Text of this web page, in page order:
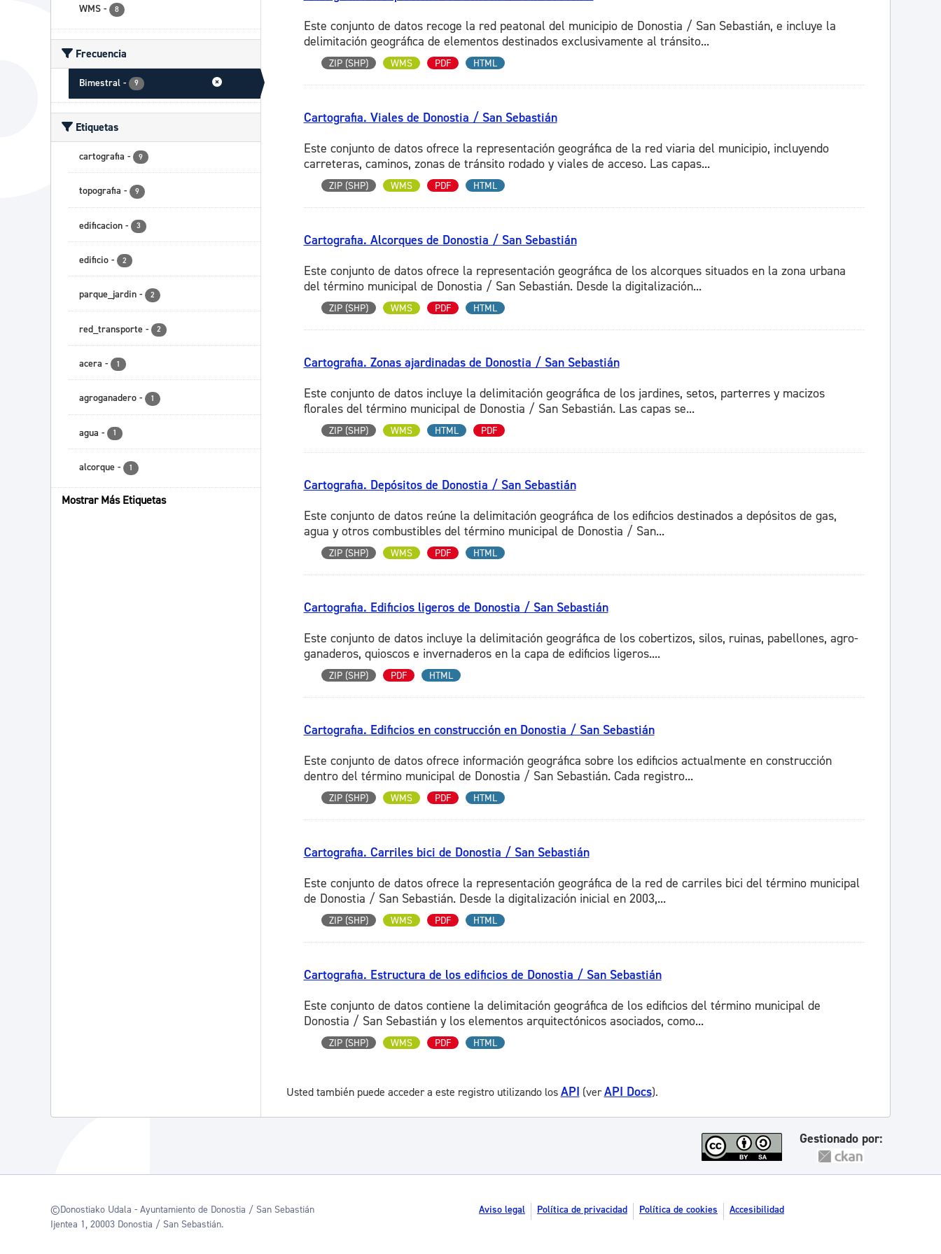
WMS - 8
Frecuencia
Bimestral - 9
Etiquetas
cartografia - 9
topografia - 9
edificacion - 3
edificio - 2
parque_jardin - 2
red_transporte - 2
acera - 1
agroganadero - 1
agua - 1
alcorque - 1
Mostrar Más Etiquetas
Este conjunto de datos recoge la red peatonal del municipio de Donostia / San Sebastián, e incluye la
delimitación geográfica de elementos destinados exclusivamente al tránsito...
ZIP (SHP) WMS PDF HTML
Cartografia. Viales de Donostia / San Sebastián
Este conjunto de datos ofrece la representación geográfica de la red viaria del municipio, incluyendo
carreteras, caminos, zonas de tránsito rodado y viales de acceso. Las capas...
ZIP (SHP) WMS PDF HTML
Cartografia. Alcorques de Donostia / San Sebastián
Este conjunto de datos ofrece la representación geográfica de los alcorques situados en la zona urbana
del término municipal de Donostia / San Sebastián. Desde la digitalización...
ZIP (SHP) WMS PDF HTML
Cartografia. Zonas ajardinadas de Donostia / San Sebastián
Este conjunto de datos incluye la delimitación geográfica de los jardines, setos, parterres y macizos
florales del término municipal de Donostia / San Sebastián. Las capas se...
ZIP (SHP) WMS HTML PDF
Cartografia. Depósitos de Donostia / San Sebastián
Este conjunto de datos reúne la delimitación geográfica de los edificios destinados a depósitos de gas,
agua y otros combustibles del término municipal de Donostia / San...
ZIP (SHP) WMS PDF HTML
Cartografia. Edificios ligeros de Donostia / San Sebastián
Este conjunto de datos incluye la delimitación geográfica de los cobertizos, silos, ruinas, pabellones, agro-
ganaderos, quioscos e invernaderos en la capa de edificios ligeros....
ZIP (SHP) PDF HTML
Cartografia. Edificios en construcción en Donostia / San Sebastián
Este conjunto de datos ofrece información geográfica sobre los edificios actualmente en construcción
dentro del término municipal de Donostia / San Sebastián. Cada registro...
ZIP (SHP) WMS PDF HTML
Cartografia. Carriles bici de Donostia / San Sebastián
Este conjunto de datos ofrece la representación geográfica de la red de carriles bici del término municipal
de Donostia / San Sebastián. Desde la digitalización inicial en 2003,...
ZIP (SHP) WMS PDF HTML
Cartografia. Estructura de los edificios de Donostia / San Sebastián
Este conjunto de datos contiene la delimitación geográfica de los edificios del término municipal de
Donostia / San Sebastián y los elementos arquitectónicos asociados, como...
ZIP (SHP) WMS PDF HTML
Usted también puede acceder a este registro utilizando los API (verAPI Docs).
Gestionado por:
©Donostiako Udala - Ayuntamiento de Donostia / San Sebastián
Ijentea 1, 20003 Donostia / San Sebastián.
Aviso legal Política de privacidad Política de cookies Accesibilidad